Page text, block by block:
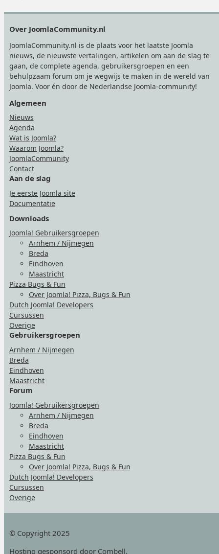
Over JoomlaCommunity.nl
JoomlaCommunity.nl is de plaats voor het laatste Joomla
nieuws, de nieuwste vertalingen, artikelen om aan de slag te
gaan, de complete agenda, gebruikersgroepen en een
behulpzaam forum om je wegwijs te maken in de wereld van
Joomla. Voor én door de Nederlandse Joomla-community!
Algemeen
Nieuws
Agenda
Wat is Joomla?
Waarom Joomla?
JoomlaCommunity
Contact
Aan de slag
Je eerste Joomla site
Documentatie
Downloads
Joomla! Gebruikersgroepen
Arnhem / Nijmegen
Breda
Eindhoven
Maastricht
Pizza Bugs & Fun
Over Joomla! Pizza, Bugs & Fun
Dutch Joomla! Developers
Cursussen
Overige
Gebruikersgroepen
Arnhem / Nijmegen
Breda
Eindhoven
Maastricht
Forum
Joomla! Gebruikersgroepen
Arnhem / Nijmegen
Breda
Eindhoven
Maastricht
Pizza Bugs & Fun
Over Joomla! Pizza, Bugs & Fun
Dutch Joomla! Developers
Cursussen
Overige
© Copyright 2025
Hosting gesponsord door Combell.